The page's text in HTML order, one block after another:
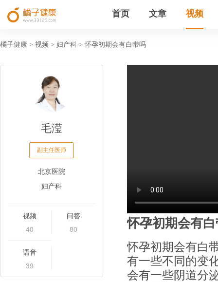
首页 文章 视频
橘子健康 > 视频 > 妇产科 >怀孕初期会有白带吗
毛滢
副主任医师
北京医院
妇产科
视频
40
问答
80
语音
39
怀孕初期会有
怀孕初期会有白
有一些不同的变
会有一些阴道分